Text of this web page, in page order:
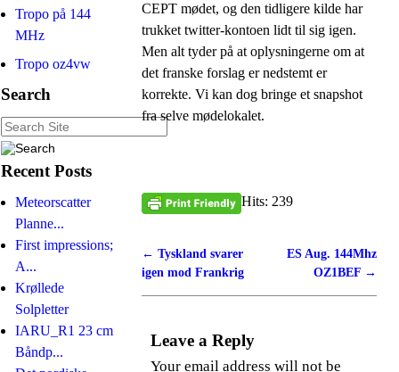
Tropo på 144
MHz
Tropo oz4vw
Search
Recent Posts
Meteorscatter
Planne...
First impressions;
A...
Krøllede
Solpletter
IARU_R1 23 cm
Båndp...
CEPT mødet, og den tidligere kilde har
trukket twitter-kontoen lidt til sig igen.
Men alt tyder på at oplysningerne om at
det franske forslag er nedstemt er
korrekte. Vi kan dog bringe et snapshot
fra selve mødelokalet.
Hits: 239
Post navigation
← Tyskland svarer
igen mod Frankrig
ES Aug. 144Mhz
OZ1BEF →
Leave a Reply
Your email address will not be